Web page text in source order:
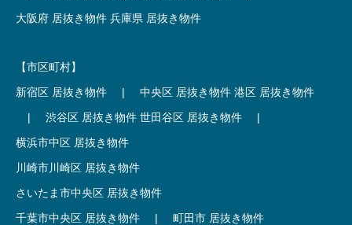
大阪府 居抜き物件 兵庫県 居抜き物件
【市区町村】
新宿区 居抜き物件
| 中央区 居抜き物件 港区 居抜き物件
|
渋谷区 居抜き物件 世田谷区 居抜き物件
|
横浜市中区 居抜き物件
川崎市川崎区 居抜き物件
さいたま市中央区 居抜き物件
千葉市中央区 居抜き物件
|
町田市 居抜き物件